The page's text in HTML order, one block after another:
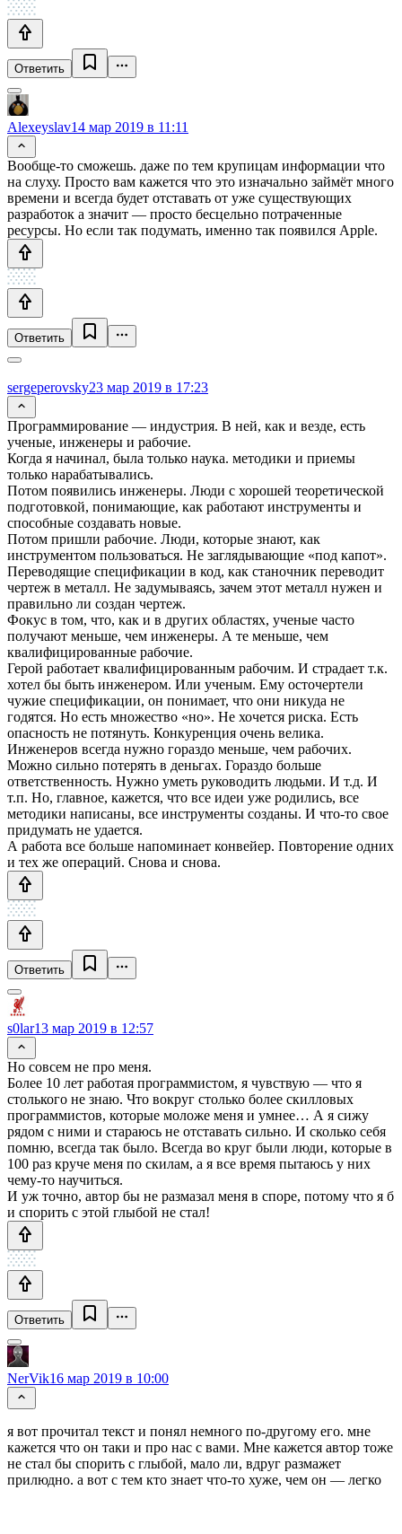
Ответить
Alexeyslav14 мар 2019 в 11:11
Вообще-то сможешь. даже по тем крупицам информации что
на слуху. Просто вам кажется что это изначально займёт много
времени и всегда будет отставать от уже существующих
разработок а значит — просто бесцельно потраченные
ресурсы. Но если так подумать, именно так появился Apple.
Ответить
sergeperovsky23 мар 2019 в 17:23
Программирование — индустрия. В ней, как и везде, есть
ученые, инженеры и рабочие.
Когда я начинал, была только наука. методики и приемы
только нарабатывались.
Потом появились инженеры. Люди с хорошей теоретической
подготовкой, понимающие, как работают инструменты и
способные создавать новые.
Потом пришли рабочие. Люди, которые знают, как
инструментом пользоваться. Не заглядывающие «под капот».
Переводящие спецификации в код, как станочник переводит
чертеж в металл. Не задумываясь, зачем этот металл нужен и
правильно ли создан чертеж.
Фокус в том, что, как и в других областях, ученые часто
получают меньше, чем инженеры. А те меньше, чем
квалифицированные рабочие.
Герой работает квалифицированным рабочим. И страдает т.к.
хотел бы быть инженером. Или ученым. Ему осточертели
чужие спецификации, он понимает, что они никуда не
годятся. Но есть множество «но». Не хочется риска. Есть
опасность не потянуть. Конкуренция очень велика.
Инженеров всегда нужно гораздо меньше, чем рабочих.
Можно сильно потерять в деньгах. Гораздо больше
ответственность. Нужно уметь руководить людьми. И т.д. И
т.п. Но, главное, кажется, что все идеи уже родились, все
методики написаны, все инструменты созданы. И что-то свое
придумать не удается.
А работа все больше напоминает конвейер. Повторение одних
и тех же операций. Снова и снова.
Ответить
s0lar13 мар 2019 в 12:57
Но совсем не про меня.
Более 10 лет работая программистом, я чувствую — что я
столького не знаю. Что вокруг столько более скилловых
программистов, которые моложе меня и умнее… А я сижу
рядом с ними и стараюсь не отставать сильно. И сколько себя
помню, всегда так было. Всегда во круг были люди, которые в
100 раз круче меня по скилам, а я все время пытаюсь у них
чему-то научиться.
И уж точно, автор бы не размазал меня в споре, потому что я б
и спорить с этой глыбой не стал!
Ответить
NerVik16 мар 2019 в 10:00
я вот прочитал текст и понял немного по-другому его. мне
кажется что он таки и про нас с вами. Мне кажется автор тоже
не стал бы спорить с глыбой, мало ли, вдруг размажет
прилюдно. а вот с тем кто знает что-то хуже, чем он — легко